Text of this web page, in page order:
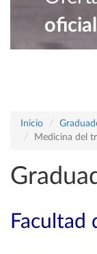
Inicio
Medicina del
Facultad